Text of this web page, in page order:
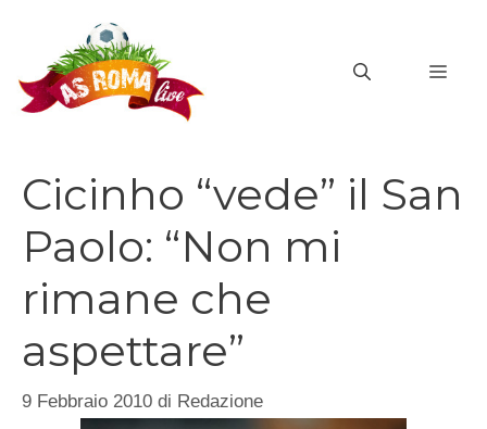
contenuto
Cicinho “vede” il San
Paolo: “Non mi
rimane che
aspettare”
9 Febbraio 2010 di Redazione